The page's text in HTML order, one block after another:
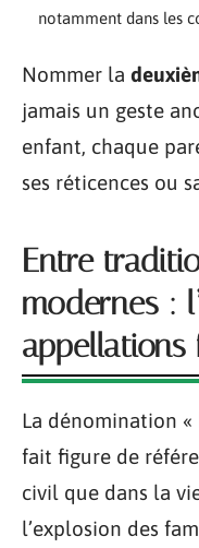
notamment dans les
Nommer la
jamais un geste
enfant, chaque
ses réticences ou
Entre
modernes :
appellations
La dénomination
fait figure de
civil que dans la
l’explosion des